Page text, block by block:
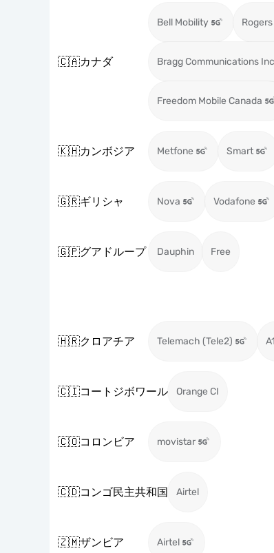
🇨🇦カナダ
Bell Mobility
Bragg Communications Inc
Freedom Mobile Canada
🇰🇭カンボジア Metfone Smart
🇬🇷ギリシャ Nova Vodafone
🇬🇵グアドループ Dauphin Free
🇭🇷クロアチア Telemach (Tele2) A1
🇨🇮コートジボワール Orange CI
🇨🇴コロンビア movistar
🇨🇩コンゴ民主共和国 Airtel
🇿🇲ザンビア Airtel